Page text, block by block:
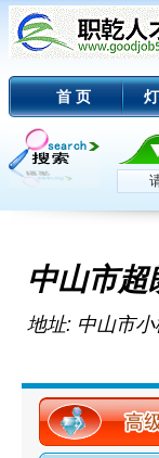
首 页
中山市超
地址: 中山市